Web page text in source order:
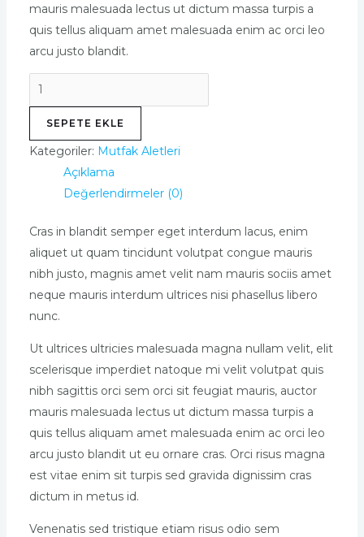
mauris malesuada lectus ut dictum massa turpis a
quis tellus aliquam amet malesuada enim ac orci leo
arcu justo blandit.
Allice
gold
necklace
adet
SEPETE EKLE
Kategoriler: Mutfak Aletleri
Açıklama
Değerlendirmeler (0)
Cras in blandit semper eget interdum lacus, enim
aliquet ut quam tincidunt volutpat congue mauris
nibh justo, magnis amet velit nam mauris sociis amet
neque mauris interdum ultrices nisi phasellus libero
nunc.
Ut ultrices ultricies malesuada magna nullam velit, elit
scelerisque imperdiet natoque mi velit volutpat quis
nibh sagittis orci sem orci sit feugiat mauris, auctor
mauris malesuada lectus ut dictum massa turpis a
quis tellus aliquam amet malesuada enim ac orci leo
arcu justo blandit ut eu ornare cras. Orci risus magna
est vitae enim sit turpis sed gravida dignissim cras
dictum in metus id.
Venenatis sed tristique etiam risus odio sem